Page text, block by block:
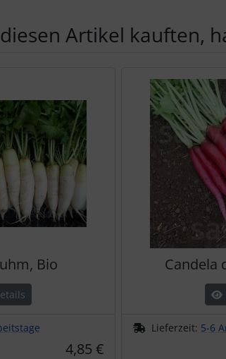
Artikel kauften,
Bio
4,85 €
Candela
Lieferzeit: 5-6